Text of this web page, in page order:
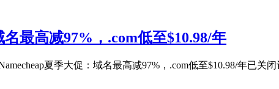
最高减97%，.com低至$10.98/年
夏季大促：域名最高减97%，.com低至$10.98/年已关闭